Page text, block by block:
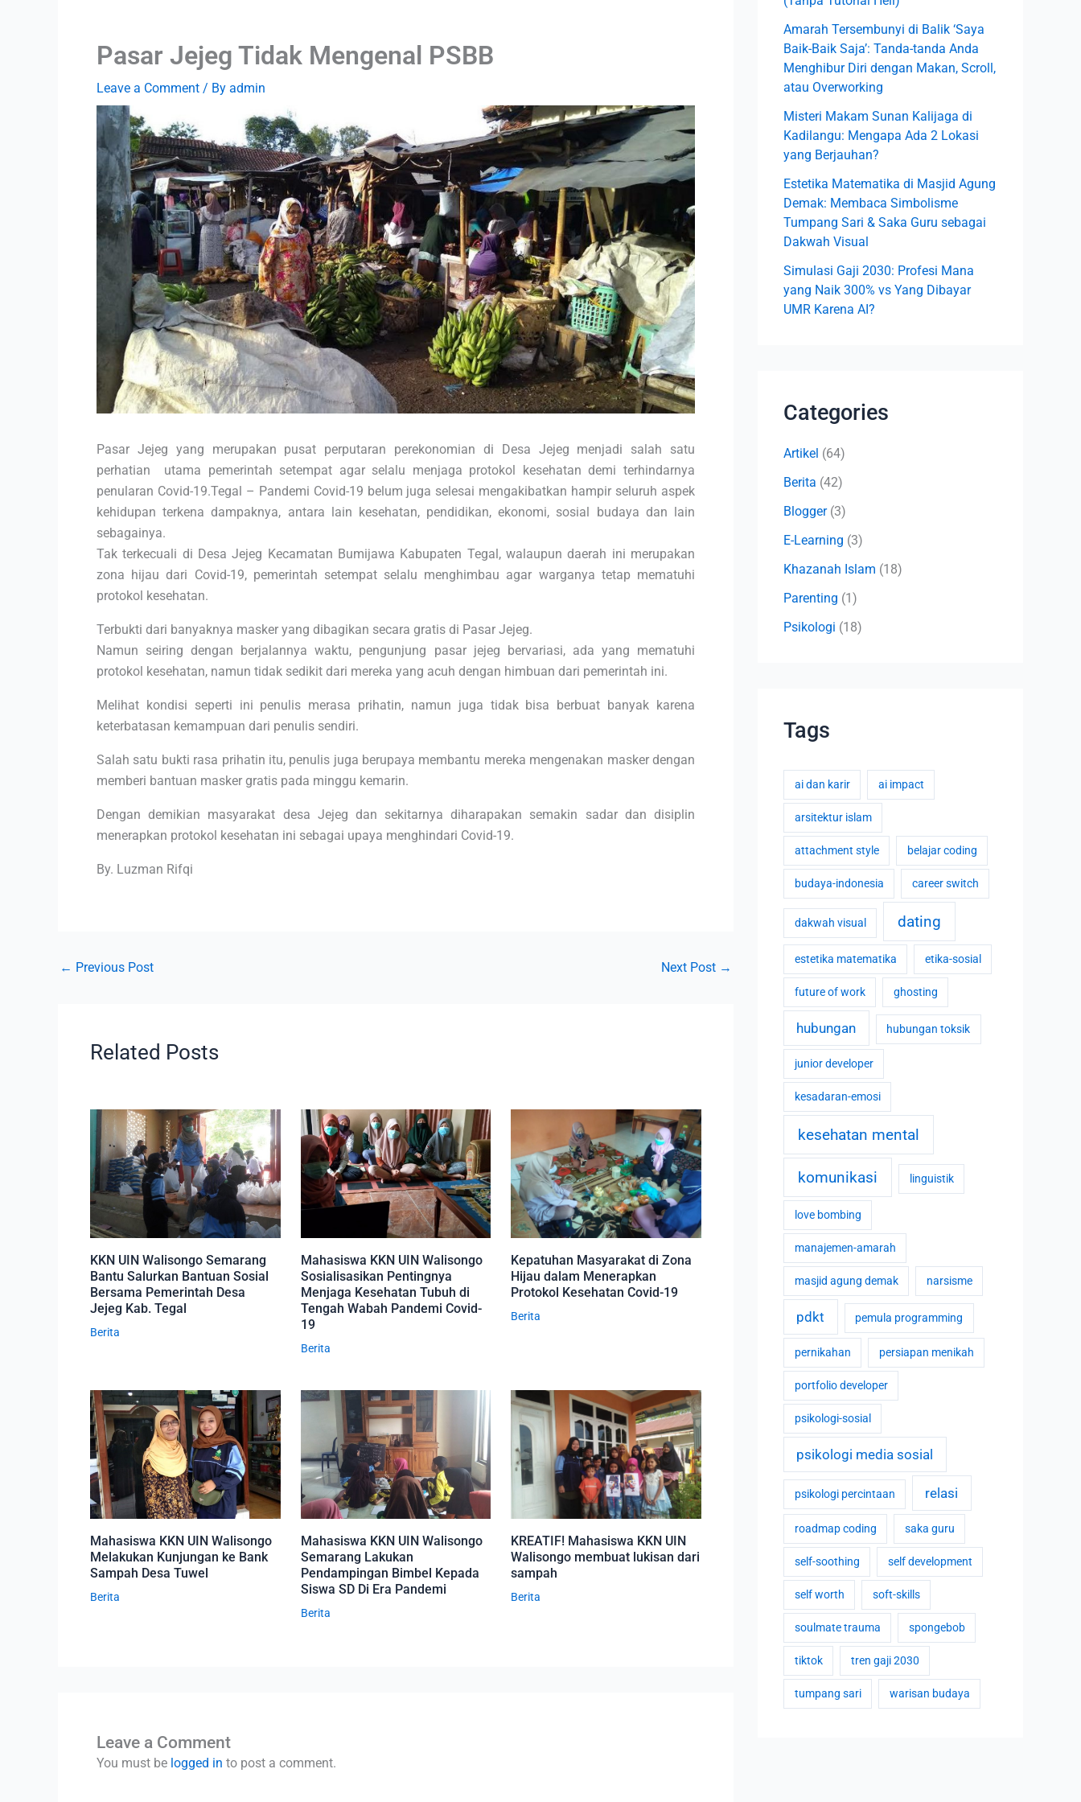
Pasar Jejeg Tidak Mengenal PSBB
Leave a Comment / By admin
Pasar Jejeg yang merupakan pusat perputaran perekonomian di Desa Jejeg menjadi salah satu
perhatian utama pemerintah setempat agar selalu menjaga protokol kesehatan demi terhindarnya
penularan Covid-19.Tegal – Pandemi Covid-19 belum juga selesai mengakibatkan hampir seluruh aspek
kehidupan terkena dampaknya, antara lain kesehatan, pendidikan, ekonomi, sosial budaya dan lain
sebagainya.
Tak terkecuali di Desa Jejeg Kecamatan Bumijawa Kabupaten Tegal, walaupun daerah ini merupakan
zona hijau dari Covid-19, pemerintah setempat selalu menghimbau agar warganya tetap mematuhi
protokol kesehatan.
Terbukti dari banyaknya masker yang dibagikan secara gratis di Pasar Jejeg.
Namun seiring dengan berjalannya waktu, pengunjung pasar jejeg bervariasi, ada yang mematuhi
protokol kesehatan, namun tidak sedikit dari mereka yang acuh dengan himbuan dari pemerintah ini.
Melihat kondisi seperti ini penulis merasa prihatin, namun juga tidak bisa berbuat banyak karena
keterbatasan kemampuan dari penulis sendiri.
Salah satu bukti rasa prihatin itu, penulis juga berupaya membantu mereka mengenakan masker dengan
memberi bantuan masker gratis pada minggu kemarin.
Dengan demikian masyarakat desa Jejeg dan sekitarnya diharapakan semakin sadar dan disiplin
menerapkan protokol kesehatan ini sebagai upaya menghindari Covid-19.
By. Luzman Rifqi
← Previous Post Next Post →
Related Posts
KKN UIN Walisongo Semarang
Bantu Salurkan Bantuan Sosial
Bersama Pemerintah Desa
Jejeg Kab. Tegal
Berita
Mahasiswa KKN UIN Walisongo
Sosialisasikan Pentingnya
Menjaga Kesehatan Tubuh di
Tengah Wabah Pandemi Covid-
19
Berita
Kepatuhan Masyarakat di Zona
Hijau dalam Menerapkan
Protokol Kesehatan Covid-19
Berita
Mahasiswa KKN UIN Walisongo
Melakukan Kunjungan ke Bank
Sampah Desa Tuwel
Berita
Mahasiswa KKN UIN Walisongo
Semarang Lakukan
Pendampingan Bimbel Kepada
Siswa SD Di Era Pandemi
Berita
KREATIF! Mahasiswa KKN UIN
Walisongo membuat lukisan dari
sampah
Berita
Leave a Comment
You must be logged in to post a comment.
:
Amarah Tersembunyi di Balik ‘Saya
Baik-Baik Saja’: Tanda-tanda Anda
Menghibur Diri dengan Makan, Scroll,
atau Overworking
Misteri Makam Sunan Kalijaga di
Kadilangu: Mengapa Ada 2 Lokasi
yang Berjauhan?
Estetika Matematika di Masjid Agung
Demak: Membaca Simbolisme
Tumpang Sari & Saka Guru sebagai
Dakwah Visual
Simulasi Gaji 2030: Profesi Mana
yang Naik 300% vs Yang Dibayar
UMR Karena AI?
Categories
Artikel (64)
Berita (42)
Blogger(3)
E-Learning (3)
Khazanah Islam (18)
Parenting (1)
Psikologi (18)
Tags
ai dan karir ai impact
arsitektur islam
attachment style belajar coding
budaya-indonesia career switch
dakwah visual dating
estetika matematika etika-sosial
future of work ghosting
hubungan hubungan toksik
junior developer
kesadaran-emosi
kesehatan mental
komunikasi linguistik
love bombing
manajemen-amarah
masjid agung demak narsisme
pdkt pemula programming
pernikahan persiapan menikah
portfolio developer
psikologi-sosial
psikologi media sosial
psikologi percintaan relasi
roadmap coding saka guru
self-soothing self development
self worth soft-skills
soulmate trauma spongebob
tiktok tren gaji 2030
tumpang sari warisan budaya